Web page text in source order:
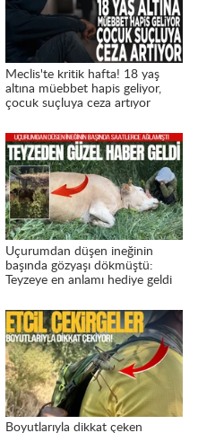
Meclis'te kritik hafta! 18 yaş
altına müebbet hapis geliyor,
çocuk suçluya ceza artıyor
Uçurumdan düşen ineğinin
başında gözyaşı dökmüştü:
Teyzeye en anlamı hediye geldi
Boyutlarıyla dikkat çeken